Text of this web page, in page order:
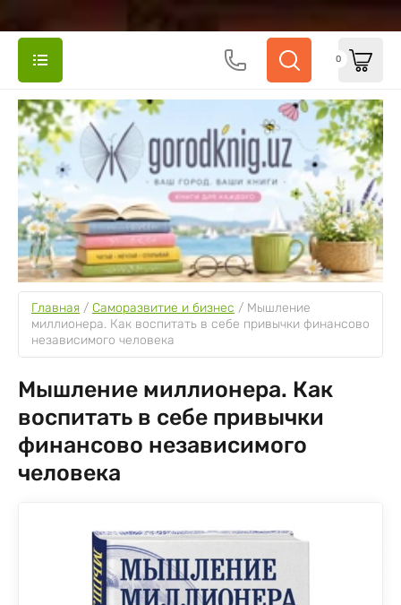
0
Главная / Саморазвитие и бизнес / Мышление
миллионера. Как воспитать в себе привычки финансово
независимого человека
Мышление миллионера. Как
воспитать в себе привычки
финансово независимого
человека